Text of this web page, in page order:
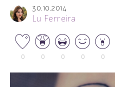
30.10.2014
Lu Ferreira
0 0 0 0 0